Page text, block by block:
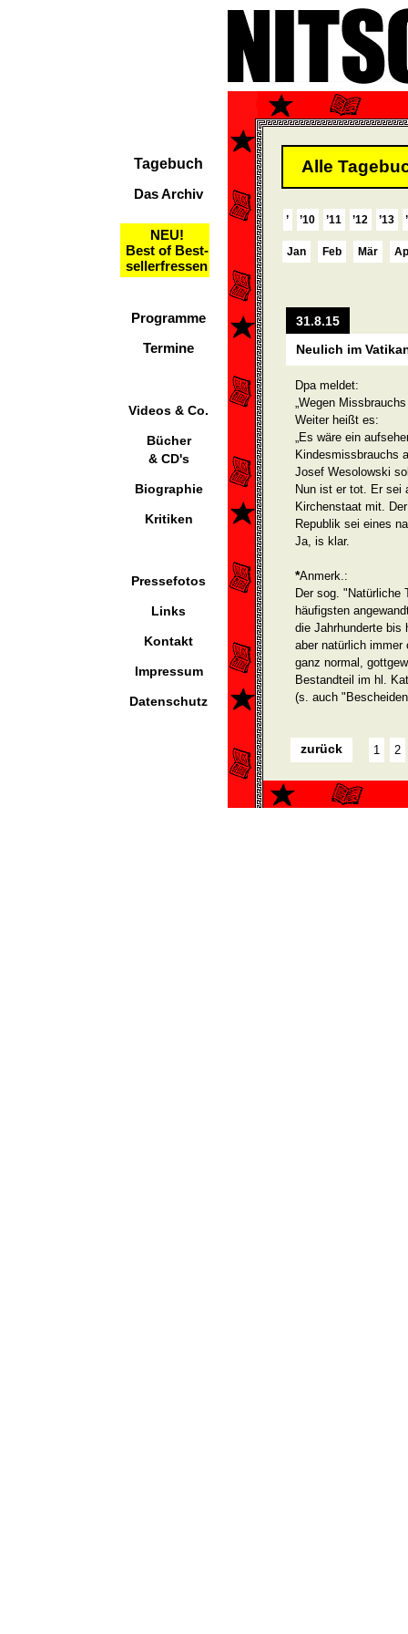
Tagebuch
Das Archiv
NEU!
Best of Best-
sellerfressen
Programme
Termine
Videos & Co.
Bücher
& CD's
Biographie
Kritiken
Pressefotos
Links
Kontakt
Impressum
Datenschutz
Alle
’ ’10 ’11 ’12 ’13
Jan Feb Mär
31.8.15
Neulich im
Dpa meldet:
„Wegen
Weiter heißt es:
„Es wäre ein
Kindesmissbrauchs
Josef Weso­lowski
Nun ist er tot. Er sei
Kirchenstaat mit.
Republik sei eines
Ja, is klar.
*Anmerk.:
Der sog. "Natürliche
häufigsten
die Jahrhunderte bis
aber natürlich immer
ganz normal,
Bestandteil im hl.
(s. auch
zurück 1 2